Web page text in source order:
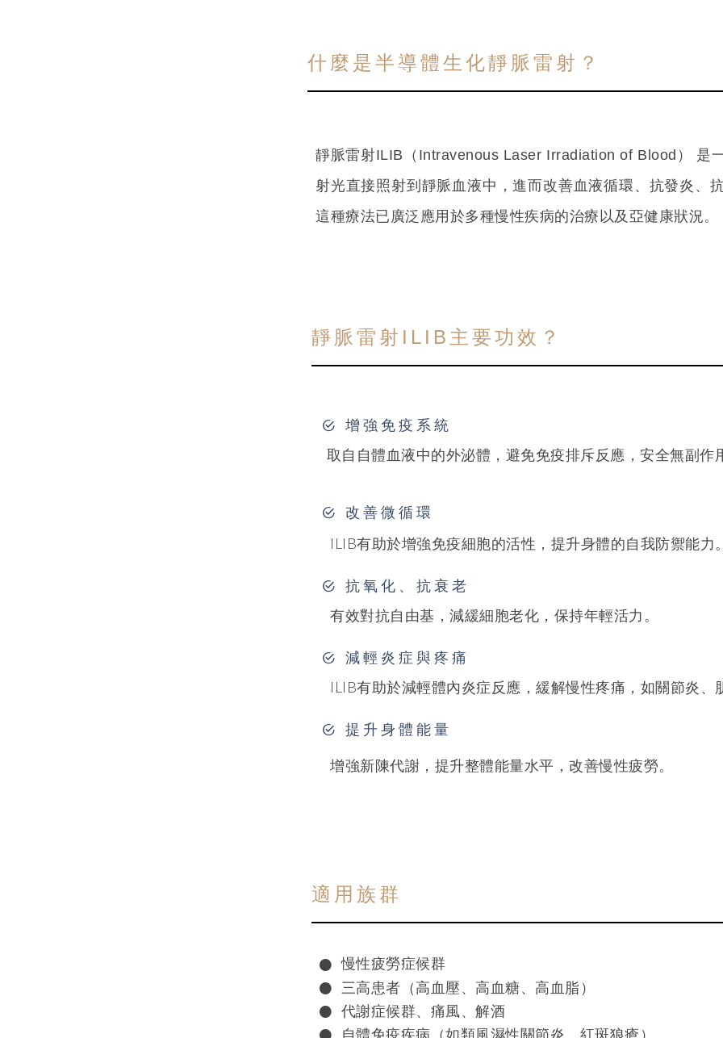
什麼是半導體生化靜脈雷射？
靜脈雷射ILIB（Intravenous Laser Irradiation of Blood） 是
射光直接照射到靜脈血液中，進而改善血液循環、抗發炎、
這種療法已廣泛應用於多種慢性疾病的治療以及亞健康狀況。
靜脈雷射ILIB主要功效？
增強免疫系統
取自自體血液中的外泌體，避免免疫排斥反應，安全無副作
改善微循環
ILIB有助於增強免疫細胞的活性，提升身體的自我防禦能力
抗氧化、抗衰老
有效對抗自由基，減緩細胞老化，保持年輕活力。
減輕炎症與疼痛
ILIB有助於減輕體內炎症反應，緩解慢性疼痛，如關節炎、
提升身體能量
增強新陳代謝，提升整體能量水平，改善慢性疲勞。
適用族群
慢性疲勞症候群
三高患者（高血壓、高血糖、高血脂）
代謝症候群、痛風、解酒